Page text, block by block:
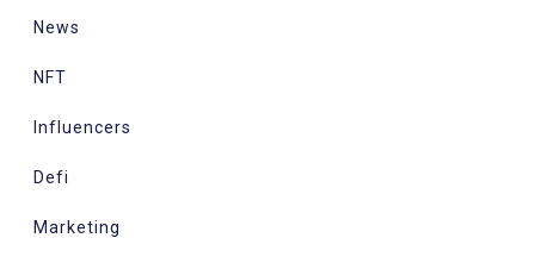
News
NFT
Influencers
Defi
Marketing